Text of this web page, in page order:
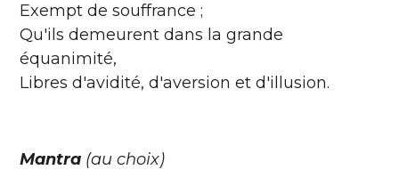
Exempt de souffrance ;
Qu'ils demeurent dans la grande
équanimité,
Libres d'avidité, d'aversion et d'illusion.
Mantra (au choix)